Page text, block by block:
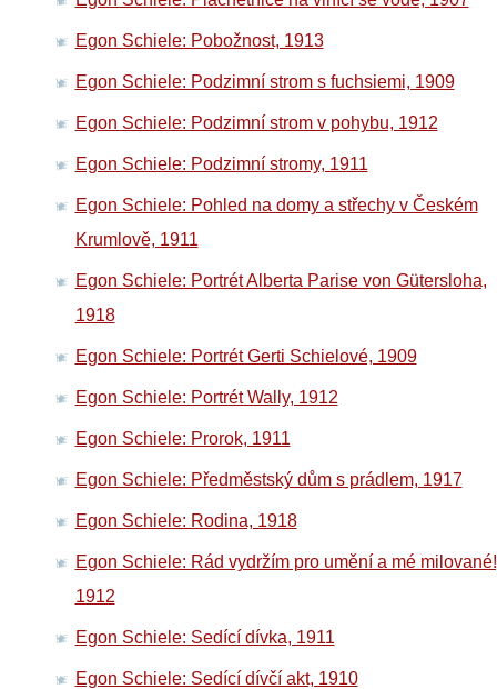
Egon Schiele: Pobožnost, 1913
Egon Schiele: Podzimní strom s fuchsiemi, 1909
Egon Schiele: Podzimní strom v pohybu, 1912
Egon Schiele: Podzimní stromy, 1911
Egon Schiele: Pohled na domy a střechy v Českém
Krumlově, 1911
Egon Schiele: Portrét Alberta Parise von Gütersloha,
1918
Egon Schiele: Portrét Gerti Schielové, 1909
Egon Schiele: Portrét Wally, 1912
Egon Schiele: Prorok, 1911
Egon Schiele: Předměstský dům s prádlem, 1917
Egon Schiele: Rodina, 1918
Egon Schiele: Rád vydržím pro umění a mé
1912
Egon Schiele: Sedící dívka, 1911
Egon Schiele: Sedící dívčí akt, 1910